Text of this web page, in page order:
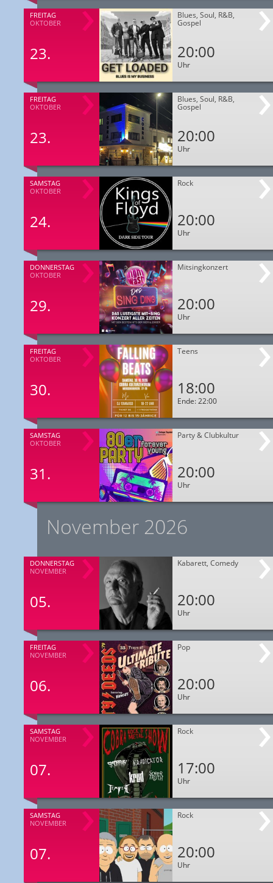
FREITAG
OKTOBER
23.
Blues, Soul, R&B,
Gospel
20:00
Uhr
FREITAG
OKTOBER
23.
Blues, Soul, R&B,
Gospel
20:00
Uhr
SAMSTAG
OKTOBER
24.
Rock
20:00
Uhr
DONNERSTAG
OKTOBER
29.
Mitsingkonzert
20:00
Uhr
FREITAG
OKTOBER
30.
Teens
18:00
Ende: 22:00
SAMSTAG
OKTOBER
31.
Party & Clubkultur
20:00
Uhr
November 2026
DONNERSTAG
NOVEMBER
05.
Kabarett, Comedy
20:00
Uhr
FREITAG
NOVEMBER
06.
Pop
20:00
Uhr
SAMSTAG
NOVEMBER
07.
Rock
17:00
Uhr
SAMSTAG
NOVEMBER
07.
Rock
20:00
Uhr